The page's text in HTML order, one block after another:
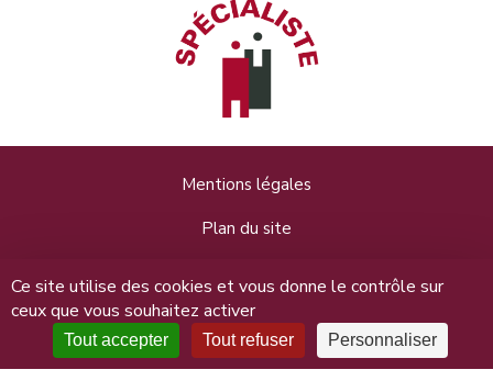
Ce site utilise des cookies et vous donne le contrôle sur
ceux que vous souhaitez activer
Tout accepter Tout refuser Personnaliser
Mentions légales
Plan du site
Connexion